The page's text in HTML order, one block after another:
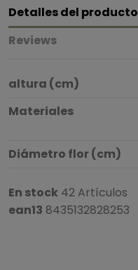
Detalles del producto
Reviews
altura (cm)
Materiales
Diámetro flor (cm)
En stock 42 Artículos
ean13 8435132828253